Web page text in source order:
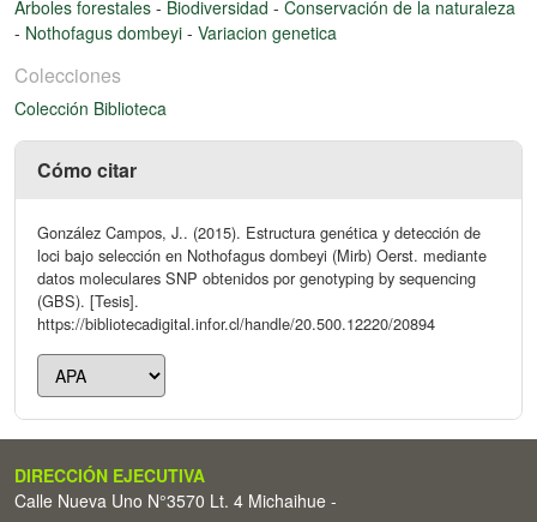
Árboles forestales - Biodiversidad - Conservación de la naturaleza
- Nothofagus dombeyi - Variacion genetica
Colecciones
Colección Biblioteca
Cómo citar
González Campos, J.. (2015). Estructura genética y detección de
loci bajo selección en Nothofagus dombeyi (Mirb) Oerst. mediante
datos moleculares SNP obtenidos por genotyping by sequencing
(GBS). [Tesis].
https://bibliotecadigital.infor.cl/handle/20.500.12220/20894
DIRECCIÓN EJECUTIVA
Calle Nueva Uno N°3570 Lt. 4 Michaihue -